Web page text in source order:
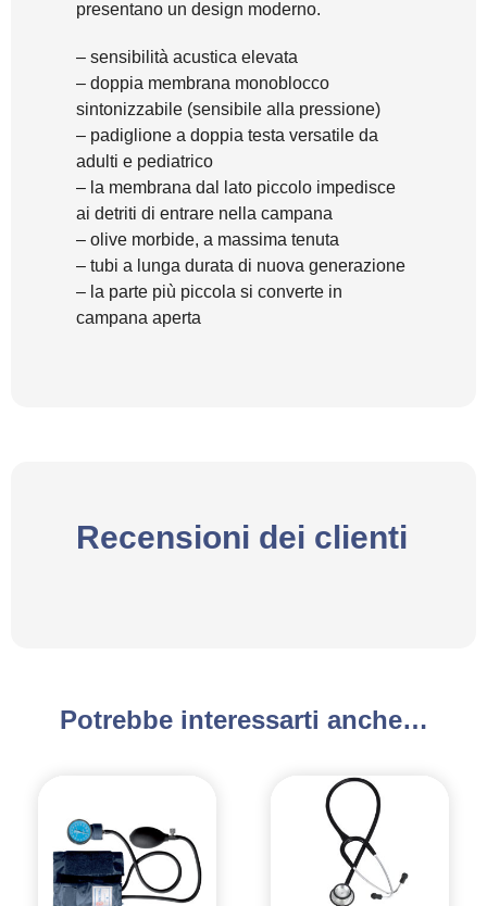
presentano un design moderno.
– sensibilità acustica elevata
– doppia membrana monoblocco
sintonizzabile (sensibile alla pressione)
– padiglione a doppia testa versatile da
adulti e pediatrico
– la membrana dal lato piccolo impedisce
ai detriti di entrare nella campana
– olive morbide, a massima tenuta
– tubi a lunga durata di nuova generazione
– la parte più piccola si converte in
campana aperta
Recensioni dei clienti
Potrebbe interessarti anche…